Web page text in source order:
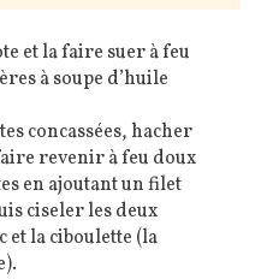
et la faire suer à feu
à soupe d’huile
concassées, hacher
revenir à feu doux
en ajoutant un filet
ciseler les deux
et la ciboulette (la